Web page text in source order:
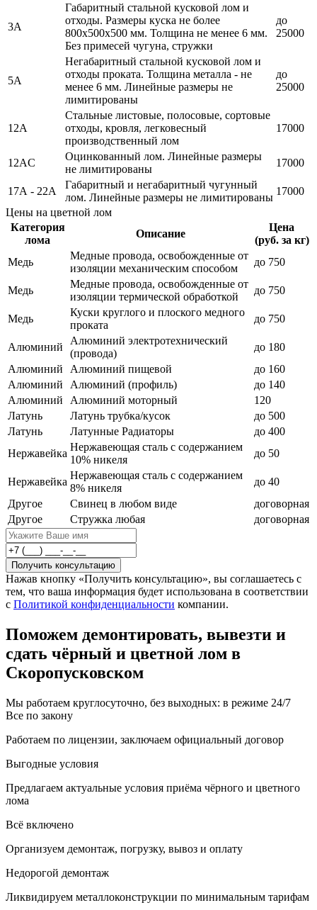
3А
Габаритный стальной кусковой лом и
отходы. Размеры куска не более
800х500х500 мм. Толщина не менее 6 мм.
Без примесей чугуна, стружки
до
25000
5А
Негабаритный стальной кусковой лом и
отходы проката. Толщина металла - не
менее 6 мм. Линейные размеры не
лимитированы
до
25000
12А
Стальные листовые, полосовые, сортовые
отходы, кровля, легковесный
производственный лом
17000
12АC
Оцинкованный лом. Линейные размеры
не лимитированы
17000
17А - 22А
Габаритный и негабаритный чугунный
лом. Линейные размеры не лимитированы
17000
Цены на цветной лом
Категория
лома
Описание
Цена
(руб. за кг)
Медь
Медные провода, освобожденные от
изоляции механическим способом
до 750
Медь
Медные провода, освобожденные от
изоляции термической обработкой
до 750
Медь
Куски круглого и плоского медного
проката
до 750
Алюминий
Алюминий электротехнический
(провода)
до 180
Алюминий
Алюминий пищевой
до 160
Алюминий
Алюминий (профиль)
до 140
Алюминий
Алюминий моторный
120
Латунь
Латунь трубка/кусок
до 500
Латунь
Латунные Радиаторы
до 400
Нержавейка
Нержавеющая сталь с содержанием
10% никеля
до 50
Нержавейка
Нержавеющая сталь с содержанием
8% никеля
до 40
Другое
Свинец в любом виде
договорная
Другое
Стружка любая договорная
Получить консультацию
Нажав кнопку «Получить консультацию», вы соглашаетесь с
тем, что ваша информация будет использована в соответствии
с Политикой конфиденциальности компании.
Поможем демонтировать, вывезти и
сдать чёрный и цветной лом в
Скоропусковском
Мы работаем круглосуточно, без выходных: в режиме 24/7
Все по закону
Работаем по лицензии, заключаем официальный договор
Выгодные условия
Предлагаем актуальные условия приёма чёрного и цветного
лома
Всё включено
Организуем демонтаж, погрузку, вывоз и оплату
Недорогой демонтаж
Ликвидируем металлоконструкции по минимальным тарифам